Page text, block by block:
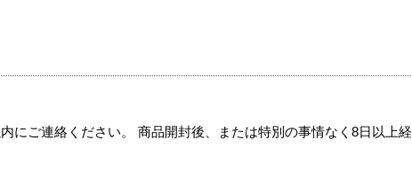
にご連絡ください。 商品開封後、または特別の事情なく8日以上経